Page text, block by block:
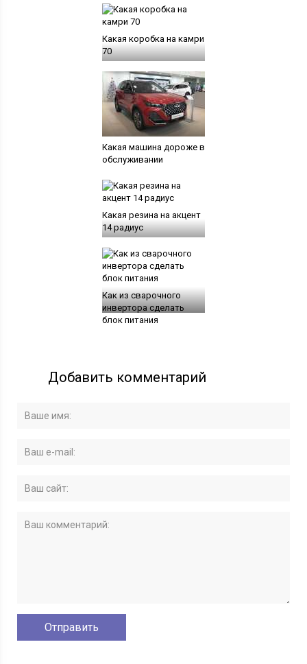
Какая коробка на камри
70
Какая машина дороже в
обслуживании
Какая резина на акцент
14 радиус
Как из сварочного
инвертора сделать
блок питания
Добавить комментарий